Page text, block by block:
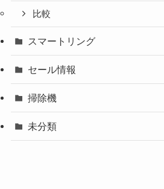
比較
スマートリング
セール情報
掃除機
未分類